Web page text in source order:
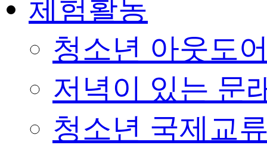
체험활동
청소년 아웃도
저녁이 있는 문
청소년 국제교